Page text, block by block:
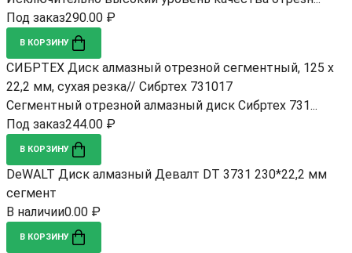
Под заказ290.00 ₽
В КОРЗИНУ
СИБРТЕХ Диск алмазный отрезной сегментный, 125 х
22,2 мм, сухая резка// Сибртех 731017
Сегментный отрезной алмазный диск Сибртех 731...
Под заказ244.00 ₽
В КОРЗИНУ
DeWALT Диск алмазный Девалт DT 3731 230*22,2 мм
сегмент
В наличии0.00 ₽
В КОРЗИНУ